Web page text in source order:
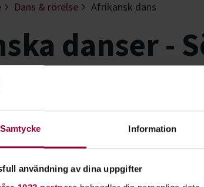
Samtycke Information
användning av dina uppgifter
Dans & rörelse Afrikansk dans
danser -
danserna innehåller precis
kommer från olika områden
afrikanska danserna som